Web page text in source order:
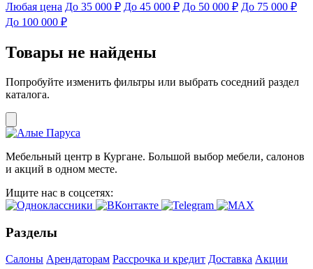
Любая цена До 35 000 ₽ До 45 000 ₽ До 50 000 ₽ До 75 000 ₽
До 100 000 ₽
Товары не найдены
Попробуйте изменить фильтры или выбрать соседний раздел
каталога.
Мебельный центр в Кургане. Большой выбор мебели, салонов
и акций в одном месте.
Ищите нас в соцсетях:
Разделы
Салоны Арендаторам Рассрочка и кредит Доставка Акции